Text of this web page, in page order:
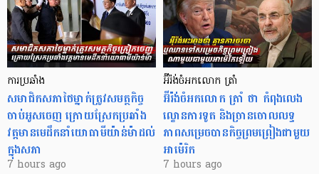
ការប្រឆាំង
សមាជិកសភាថៃម្នាក់ត្រូវសមត្ថកិច្ច
ចាប់អូសចេញ ក្រោយស្រែកប្រឆាំង
វត្តមានមេដឹកនាំយោធាមីយ៉ាន់ម៉ាដល់
ក្នុងសភា
7 hours ago
អ៊ីរ៉ង់ចំអកលោក ត្រាំ
អ៊ីរ៉ង់ចំអកលោក ត្រាំ ថា កំពុងលេង
ល្ខោនការទូត និងច្រានចោលលទ្ធ
ភាពសម្រេចបានកិច្ចព្រមព្រៀងជាមួយ
អាម៉េរិក
7 hours ago